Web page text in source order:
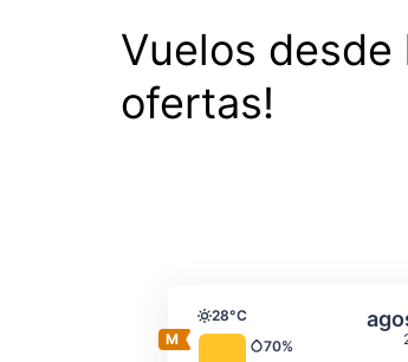
Vuelos desde
ofertas!
Temperatura y
Temperatura
28°C
Precipitación
70%